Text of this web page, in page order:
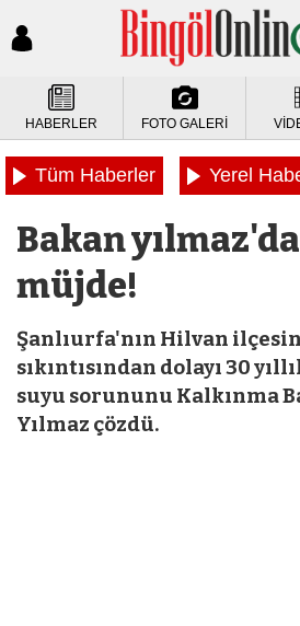
HABERLER FOTO GALERİ
Tüm Haberler Yerel
Bakan
müjde!
Şanlıurfa'nın Hilvan
sıkıntısından dolayı 30
suyu sorununu Kalkınma
Yılmaz çözdü.